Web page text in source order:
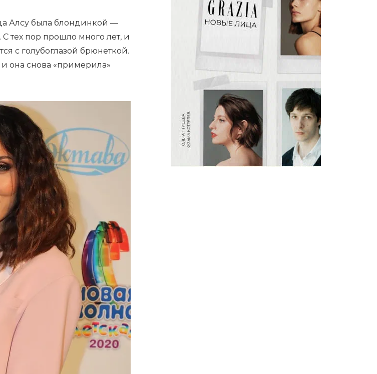
Алсу была блондинкой —
тех пор прошло много лет, и
с голубоглазой брюнеткой.
она снова «примерила»